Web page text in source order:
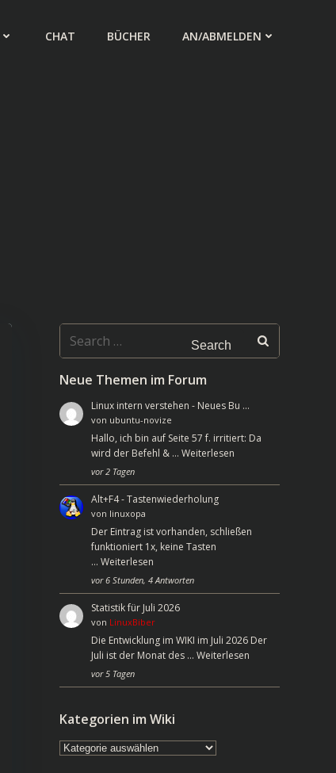
CHAT BÜCHER AN/ABMELDEN
Search
for:
Neue Themen im Forum
Linux intern verstehen - Neues Bu …
von ubuntu-novize
Hallo, ich bin auf Seite 57 f. irritiert: Da
wird der Befehl & … Weiterlesen
vor 2 Tagen
Alt+F4 - Tastenwiederholung
von linuxopa
Der Eintrag ist vorhanden, schließen
funktioniert 1x, keine Tasten
… Weiterlesen
vor 6 Stunden, 4 Antworten
Statistik für Juli 2026
von LinuxBiber
Die Entwicklung im WIKI im Juli 2026 Der
Juli ist der Monat des … Weiterlesen
vor 5 Tagen
Kategorien im Wiki
Kategorien